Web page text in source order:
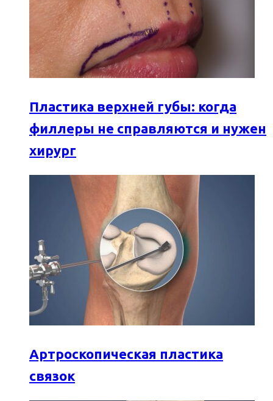
Пластика верхней губы: когда
филлеры не справляются и нужен
хирург
Артроскопическая пластика
связок